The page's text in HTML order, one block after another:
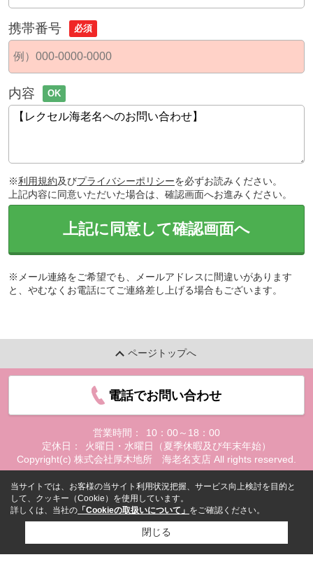
携帯番号 必須
内容 OK
※利用規約及びプライバシーポリシーを必ずお読みください。
上記内容に同意いただいた場合は、確認画面へお進みください。
上記に同意して確認画面へ
※メール連絡をご希望でも、メールアドレスに間違いがあります
と、やむなくお電話にてご連絡差し上げる場合もございます。
ページトップへ
電話でお問い合わせ
営業時間：
10：00～18：00
定休日：
火曜日・水曜日（夏季休暇及び年末年始）
Copyright(c) 株式会社厚木地所 海老名支店 All rights reserved.
当サイトでは、お客様の当サイト利用状況把握、サービス向上検討を目的と
して、クッキー（Cookie）を使用しています。
詳しくは、当社の 「Cookieの取扱いについて」 をご確認ください。
閉じる